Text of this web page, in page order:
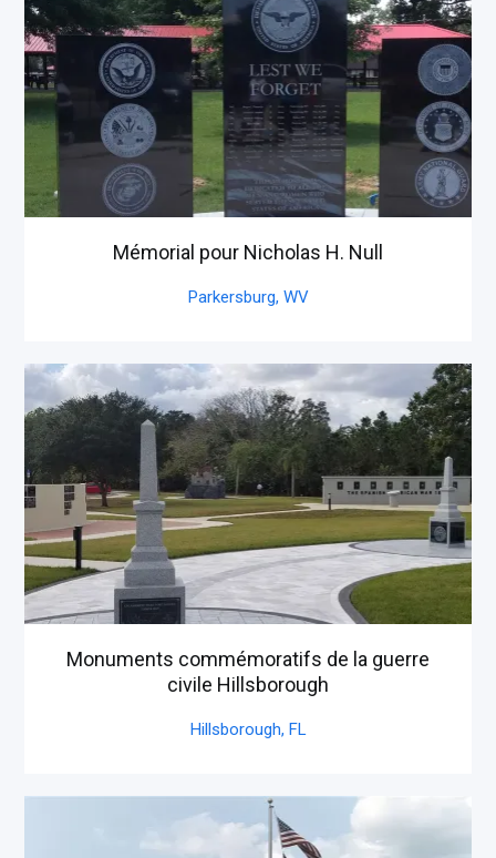
Mémorial pour Nicholas H. Null
Parkersburg, WV
Monuments commémoratifs de la guerre
civile Hillsborough
Hillsborough, FL